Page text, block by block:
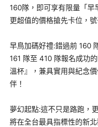
160隊，即可享有限量「
更超值的價格搶先卡位，
早鳥加碼好禮:錯過前 160
161 隊至 410 隊報名成功
溫杯』，兼具實用與紀念
伴！
夢幻起點:這不只是路跑，
將在全台最具指標性的新